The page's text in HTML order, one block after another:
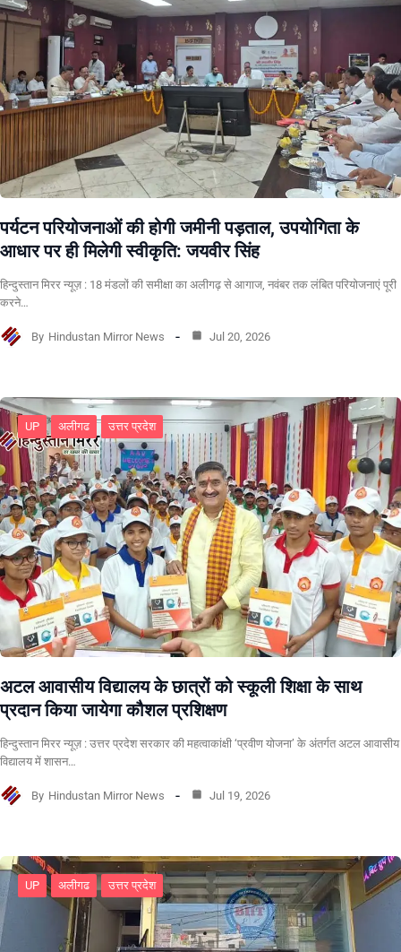
पर्यटन परियोजनाओं की होगी जमीनी पड़ताल, उपयोगिता के
आधार पर ही मिलेगी स्वीकृति: जयवीर सिंह
हिन्दुस्तान मिरर न्यूज़ : 18 मंडलों की समीक्षा का अलीगढ़ से आगाज, नवंबर तक लंबित परियोजनाएं पूरी
करने…
By Hindustan Mirror News Jul 20, 2026
UP अलीगढ उत्तर प्रदेश
अटल आवासीय विद्यालय के छात्रों को स्कूली शिक्षा के साथ
प्रदान किया जायेगा कौशल प्रशिक्षण
हिन्दुस्तान मिरर न्यूज़ : उत्तर प्रदेश सरकार की महत्वाकांक्षी ‘प्रवीण योजना’ के अंतर्गत अटल आवासीय
विद्यालय में शासन…
By Hindustan Mirror News Jul 19, 2026
UP अलीगढ उत्तर प्रदेश